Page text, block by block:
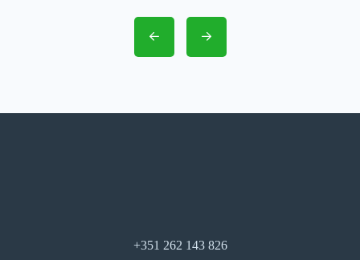
+351 262 143 826